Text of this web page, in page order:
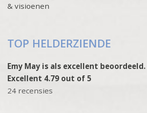
& visioenen
TOP HELDERZIENDE
Emy May is als excellent beoordeeld.
Excellent 4.79 out of 5
24 recensies